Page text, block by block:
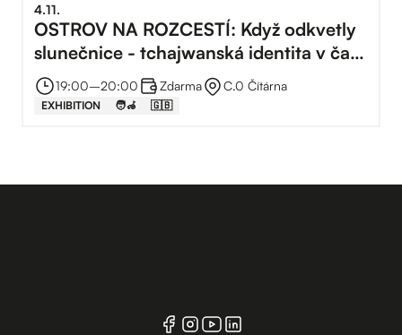
4.11.
OSTROV NA ROZCESTÍ: Když odkvetly
slunečnice - tchajwanská identita v čase
geopolitické krize | Vernisáž
19:00–⁠20:00 Zdarma C.0 Čítárna
EXHIBITION 🧑‍🦽 🇬🇧